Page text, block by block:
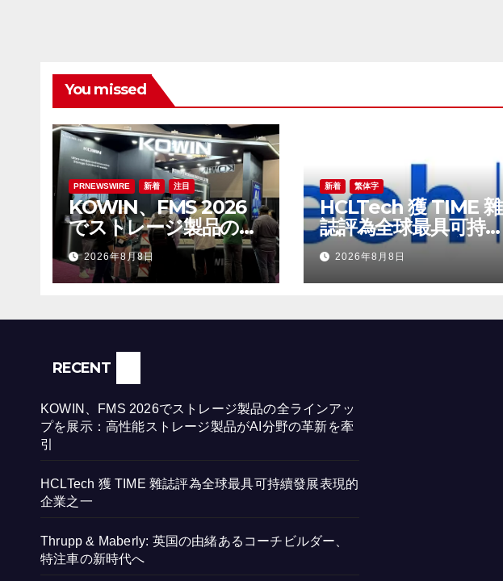
You missed
PRNEWSWIRE 新着 注目
KOWIN、FMS 2026
でストレージ製品の全
ラインアップを展示：
高性能ストレージ製品
がAI分野の革新を牽引
2026年8月8日
新着 繁体字
HCLTech 獲 TIME 雜
誌評為全球最具可持續
發展表現的企業之一
2026年8月8日
RECENT
KOWIN、FMS 2026でストレージ製品の全ラインアッ
プを展示：高性能ストレージ製品がAI分野の革新を牽
引
HCLTech 獲 TIME 雜誌評為全球最具可持續發展表現的
企業之一
Thrupp & Maberly: 英国の由緒あるコーチビルダー、
特注車の新時代へ